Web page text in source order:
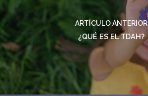
ARTÍCULO ANTERIOR
¿QUÉ ES EL TDAH?